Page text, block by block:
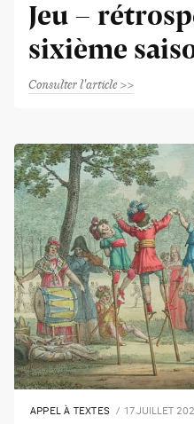
Jeu -
sixième
Consulter l'article
APPEL À TEXTES 17 JUILLET